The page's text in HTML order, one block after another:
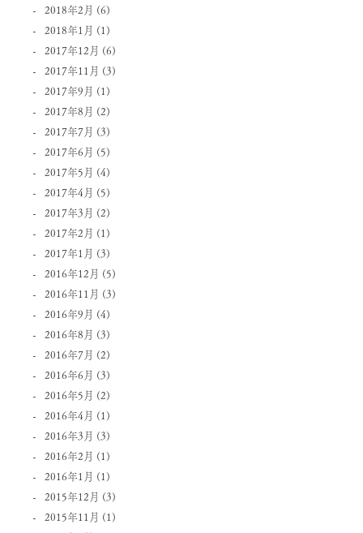
2018年2月 (6)
2018年1月 (1)
2017年12月 (6)
2017年11月 (3)
2017年9月 (1)
2017年8月 (2)
2017年7月 (3)
2017年6月 (5)
2017年5月 (4)
2017年4月 (5)
2017年3月 (2)
2017年2月 (1)
2017年1月 (3)
2016年12月 (5)
2016年11月 (3)
2016年9月 (4)
2016年8月 (3)
2016年7月 (2)
2016年6月 (3)
2016年5月 (2)
2016年4月 (1)
2016年3月 (3)
2016年2月 (1)
2016年1月 (1)
2015年12月 (3)
2015年11月 (1)